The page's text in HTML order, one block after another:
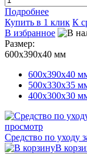
Подробнее
Купить в 1 клик К
В избранное
Размер:
600х390х40 мм
600х390х40
500х330х35
400х300х30
просмотр
Средство по уходу
В